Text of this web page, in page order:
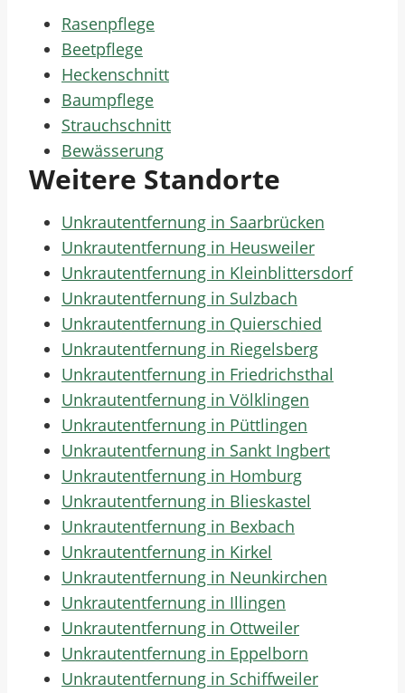
Rasenpflege
Beetpflege
Heckenschnitt
Baumpflege
Strauchschnitt
Bewässerung
Weitere Standorte
Unkrautentfernung in Saarbrücken
Unkrautentfernung in Heusweiler
Unkrautentfernung in Kleinblittersdorf
Unkrautentfernung in Sulzbach
Unkrautentfernung in Quierschied
Unkrautentfernung in Riegelsberg
Unkrautentfernung in Friedrichsthal
Unkrautentfernung in Völklingen
Unkrautentfernung in Püttlingen
Unkrautentfernung in Sankt Ingbert
Unkrautentfernung in Homburg
Unkrautentfernung in Blieskastel
Unkrautentfernung in Bexbach
Unkrautentfernung in Kirkel
Unkrautentfernung in Neunkirchen
Unkrautentfernung in Illingen
Unkrautentfernung in Ottweiler
Unkrautentfernung in Eppelborn
Unkrautentfernung in Schiffweiler